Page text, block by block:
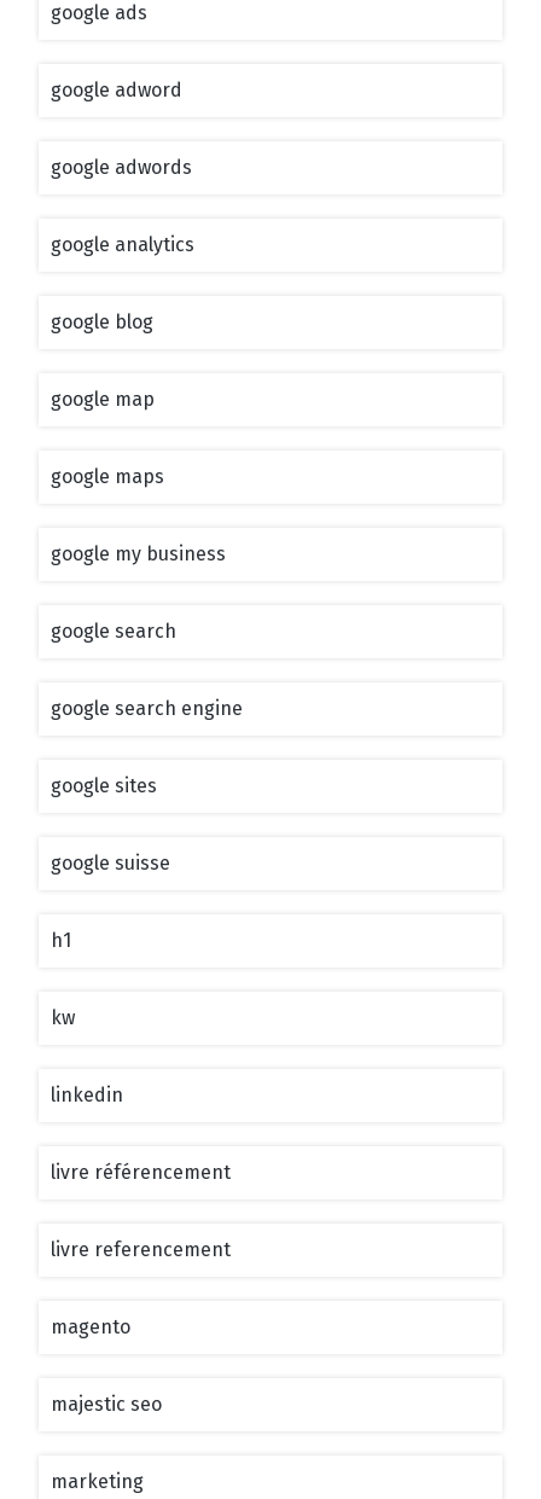
google ads
google adword
google adwords
google analytics
google blog
google map
google maps
google my business
google search
google search engine
google sites
google suisse
h1
kw
linkedin
livre référencement
livre referencement
magento
majestic seo
marketing